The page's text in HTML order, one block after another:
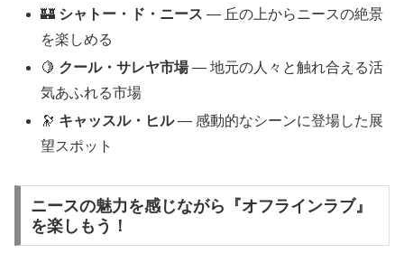
🏰 シャトー・ド・ニース — 丘の上からニースの絶景
を楽しめる
🍋 クール・サレヤ市場— 地元の人々と触れ合える活
気あふれる市場
🔭 キャッスル・ヒル— 感動的なシーンに登場した展
望スポット
ニースの魅力を感じながら『オフラインラブ』
を楽しもう！